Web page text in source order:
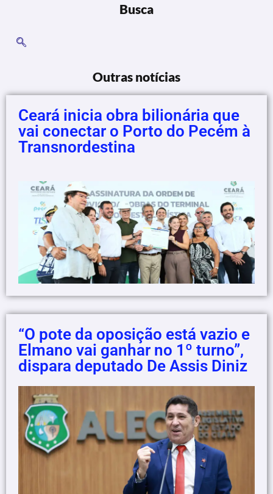
Busca
Outras notícias
Ceará inicia obra bilionária que
vai conectar o Porto do Pecém à
Transnordestina
“O pote da oposição está vazio e
Elmano vai ganhar no 1º turno”,
dispara deputado De Assis Diniz